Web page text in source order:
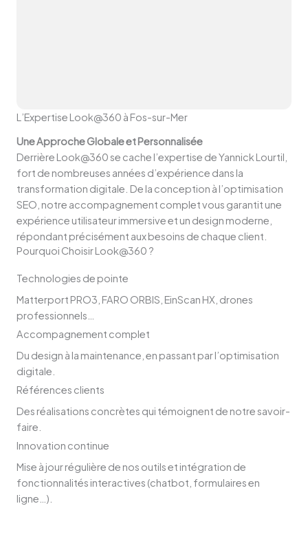
L’Expertise Look@360 à Fos-sur-Mer
Une Approche Globale et Personnalisée
Derrière Look@360 se cache l’expertise de Yannick Lourtil,
fort de nombreuses années d’expérience dans la
transformation digitale. De la conception à l’optimisation
SEO, notre accompagnement complet vous garantit une
expérience utilisateur immersive et un design moderne,
répondant précisément aux besoins de chaque client.
Pourquoi Choisir Look@360 ?
Technologies de pointe
Matterport PRO3, FARO ORBIS, EinScan HX, drones
professionnels…
Accompagnement complet
Du design à la maintenance, en passant par l’optimisation
digitale.
Références clients
Des réalisations concrètes qui témoignent de notre savoir-
faire.
Innovation continue
Mise à jour régulière de nos outils et intégration de
fonctionnalités interactives (chatbot, formulaires en
ligne…).